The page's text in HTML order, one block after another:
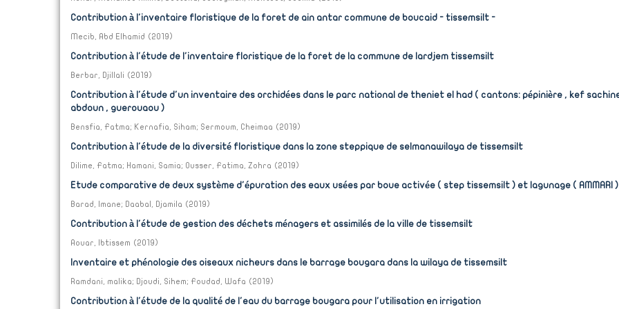
Contribution à l'inventaire floristique de la foret de ain antar commune de boucaid - tissemsilt -
Mecib, Abd Elhamid (2019)
Contribution à l'étude de l'inventaire floristique de la foret de la commune de lardjem tissemsilt
Berbar, Djillali (2019)
Contribution à l'étude d'un inventaire des orchidées dans le parc national de theniet el had ( cantons: pépinière , kef
abdoun , guerouaou )
Bensfia, Fatma; Kernafia, Siham; Sermoum, Cheimaa (2019)
Contribution à l'étude de la diversité floristique dans la zone steppique de selmanawilaya de tissemsilt
Dilime, Fatma; Hamani, Samia; Ousser, Fatima, Zohra (2019)
Etude comparative de deux système d'épuration des eaux usées par boue activée ( step tissemsilt ) et lagunage ( AMMARI )
Barad, Imane; Daabal, Djamila (2019)
Contribution à l'étude de gestion des déchets ménagers et assimilés de la ville de tissemsilt
Aouar, Ibtissem (2019)
Inventaire et phénologie des oiseaux nicheurs dans le barrage bougara dans la wilaya de tissemsilt
Ramdani, malika; Djoudi, Sihem; Foudad, Wafa (2019)
Contribution à l'étude de la qualité de l'eau du barrage bougara pour l'utilisation en irrigation